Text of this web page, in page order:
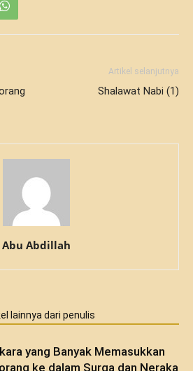
Artikel selanjutnya
Shalawat Nabi (1)
Abu Abdillah
lainnya dari penulis
yang Banyak Memasukkan
ke dalam Surga dan Neraka